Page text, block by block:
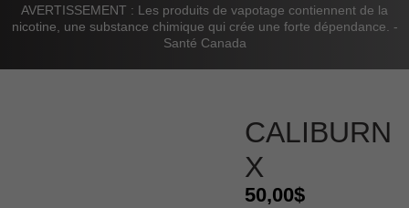
AVERTISSEMENT : Les produits de vapotage contiennent de la
nicotine, une substance chimique qui crée une forte dépendance. -
Santé Canada
CALIBURN
X
50,00$